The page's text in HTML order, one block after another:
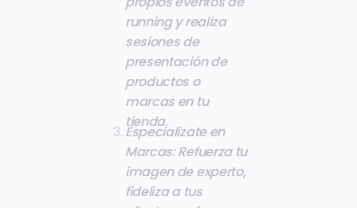
running y realiza
sesiones de
presentación de
productos o
marcas en tu
tienda.
Especialízate en
Marcas: Refuerza tu
imagen de experto,
fideliza a tus